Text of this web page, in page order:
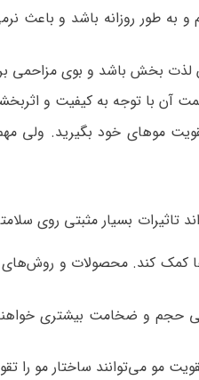
به طور روزانه باشد و باعث
لذت بخش باشد و بوی مزاحمی
آن با توجه به کیفیت و
موهای خود بگیرید. ولی
بسیار مثبتی روی
کند. محصولات و روش‌های
حجم و ضخامت بیشتری
مو می‌توانند ساختار مو را